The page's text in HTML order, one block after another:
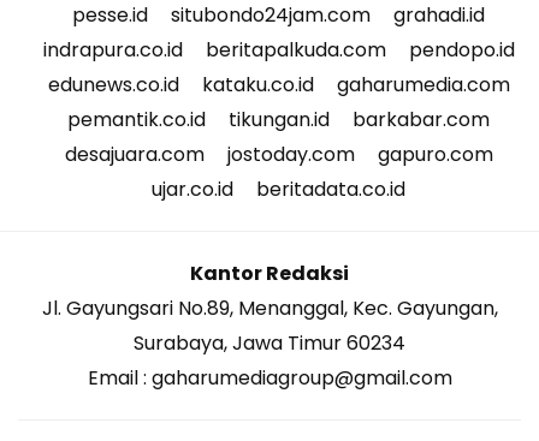
pesse.id
situbondo24jam.com
grahadi.id
indrapura.co.id
beritapalkuda.com
pendopo.id
edunews.co.id
kataku.co.id
gaharumedia.com
pemantik.co.id
tikungan.id
barkabar.com
desajuara.com
jostoday.com
gapuro.com
ujar.co.id
beritadata.co.id
Kantor Redaksi
Jl. Gayungsari No.89, Menanggal, Kec. Gayungan,
Surabaya, Jawa Timur 60234
Email : gaharumediagroup@gmail.com